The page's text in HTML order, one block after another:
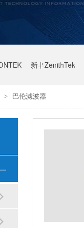
新聿ZenithTek
> 巴伦滤波器